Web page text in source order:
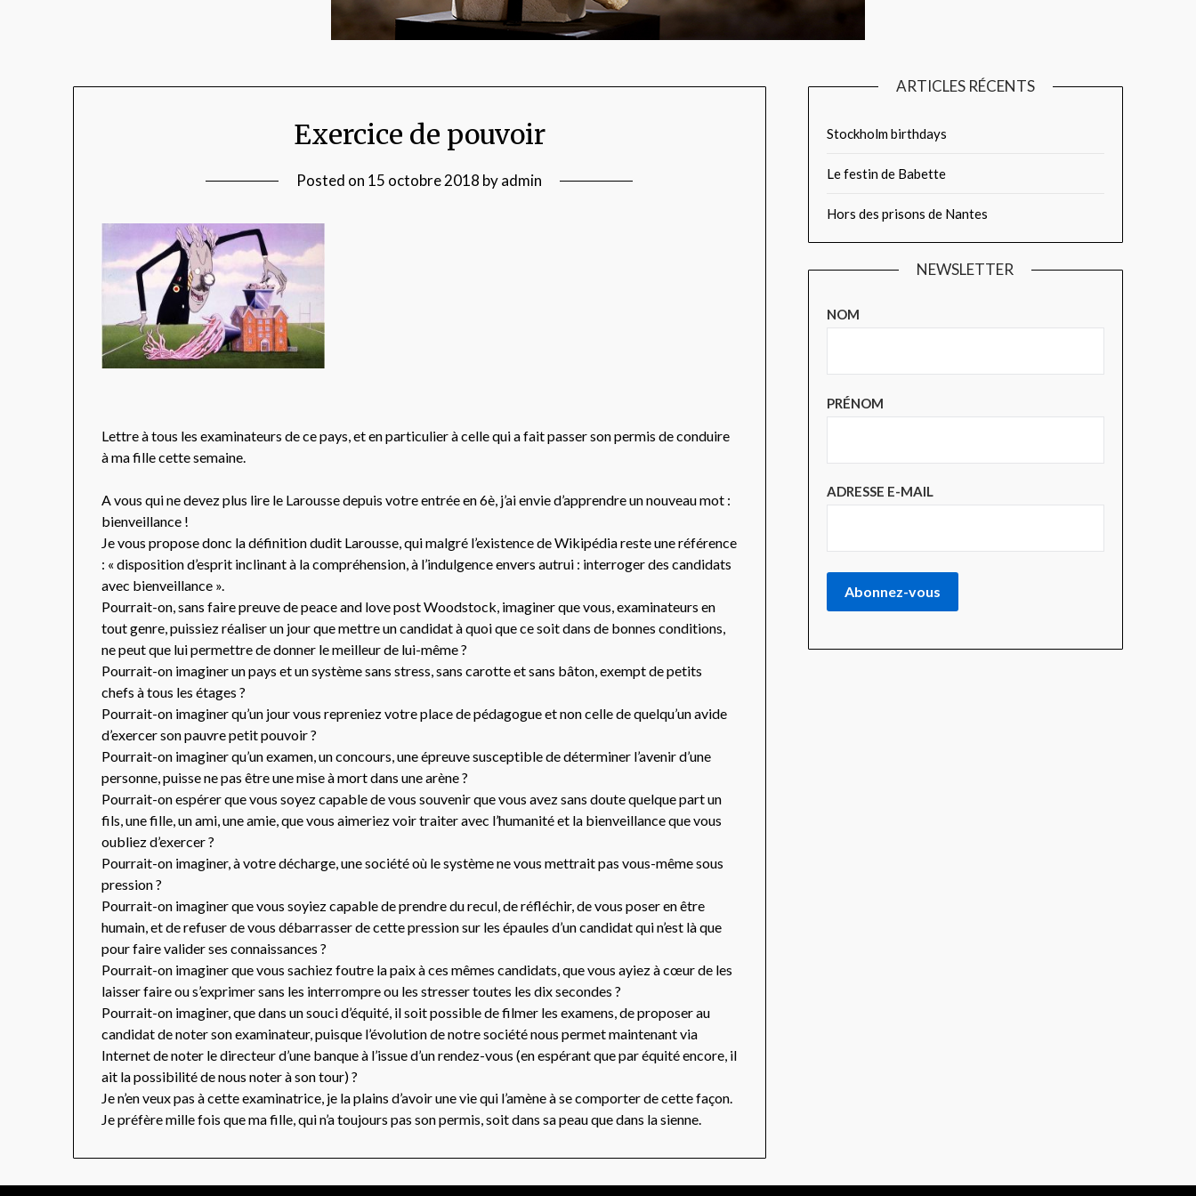
Exercice de pouvoir
Posted on 15 octobre 2018 byadmin
Lettre à tous les examinateurs de ce pays, et en particulier à celle qui a fait passer son permis de conduire
à ma fille cette semaine.
A vous qui ne devez plus lire le Larousse depuis votre entrée en 6è, j’ai envie d’apprendre un nouveau mot :
bienveillance !
Je vous propose donc la définition dudit Larousse, qui malgré l’existence de Wikipédia reste une référence
: « disposition d’esprit inclinant à la compréhension, à l’indulgence envers autrui : interroger des candidats
avec bienveillance ».
Pourrait-on, sans faire preuve de peace and love post Woodstock, imaginer que vous, examinateurs en
tout genre, puissiez réaliser un jour que mettre un candidat à quoi que ce soit dans de bonnes conditions,
ne peut que lui permettre de donner le meilleur de lui-même ?
Pourrait-on imaginer un pays et un système sans stress, sans carotte et sans bâton, exempt de petits
chefs à tous les étages ?
Pourrait-on imaginer qu’un jour vous repreniez votre place de pédagogue et non celle de quelqu’un avide
d’exercer son pauvre petit pouvoir ?
Pourrait-on imaginer qu’un examen, un concours, une épreuve susceptible de déterminer l’avenir d’une
personne, puisse ne pas être une mise à mort dans une arène ?
Pourrait-on espérer que vous soyez capable de vous souvenir que vous avez sans doute quelque part un
fils, une fille, un ami, une amie, que vous aimeriez voir traiter avec l’humanité et la bienveillance que vous
oubliez d’exercer ?
Pourrait-on imaginer, à votre décharge, une société où le système ne vous mettrait pas vous-même sous
pression ?
Pourrait-on imaginer que vous soyiez capable de prendre du recul, de réfléchir, de vous poser en être
humain, et de refuser de vous débarrasser de cette pression sur les épaules d’un candidat qui n’est là que
pour faire valider ses connaissances ?
Pourrait-on imaginer que vous sachiez foutre la paix à ces mêmes candidats, que vous ayiez à cœur de les
laisser faire ou s’exprimer sans les interrompre ou les stresser toutes les dix secondes ?
Pourrait-on imaginer, que dans un souci d’équité, il soit possible de filmer les examens, de proposer au
candidat de noter son examinateur, puisque l’évolution de notre société nous permet maintenant via
Internet de noter le directeur d’une banque à l’issue d’un rendez-vous (en espérant que par équité encore, il
ait la possibilité de nous noter à son tour) ?
Je n’en veux pas à cette examinatrice, je la plains d’avoir une vie qui l’amène à se comporter de cette façon.
Je préfère mille fois que ma fille, qui n’a toujours pas son permis, soit dans sa peau que dans la sienne.
ARTICLES RÉCENTS
Stockholm birthdays
Le festin de Babette
Hors des prisons de Nantes
NEWSLETTER
NOM
PRÉNOM
ADRESSE E-MAIL